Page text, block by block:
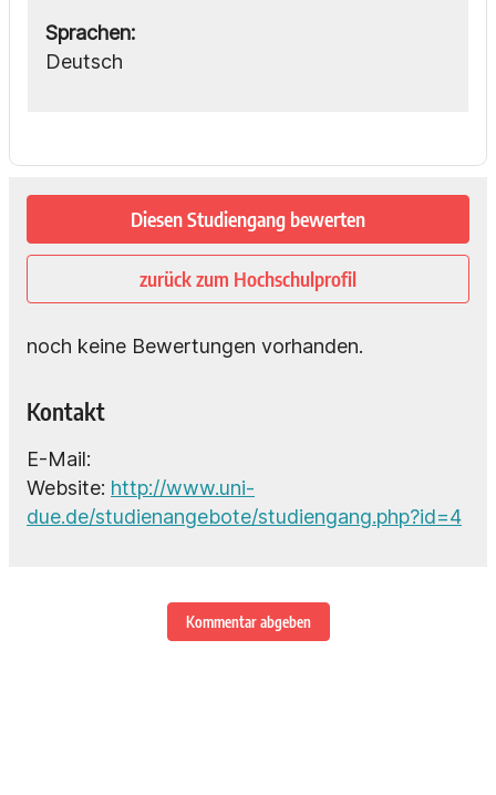
Sprachen:
Deutsch
Diesen Studiengang bewerten
zurück zum Hochschulprofil
noch keine Bewertungen vorhanden.
Kontakt
E-Mail:
Website: http://www.uni-
due.de/studienangebote/studiengang.php?id=4
Kommentar abgeben